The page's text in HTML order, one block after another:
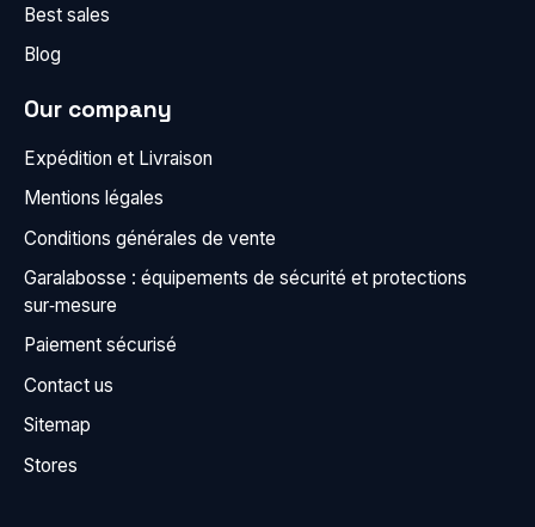
Best sales
Blog
Our company
Expédition et Livraison
Mentions légales
Conditions générales de vente
Garalabosse : équipements de sécurité et protections
sur‑mesure
Paiement sécurisé
Contact us
Sitemap
Stores